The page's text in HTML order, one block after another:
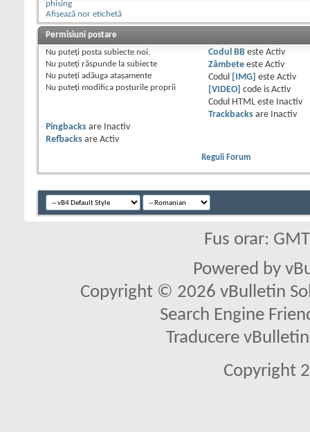
phising
Afișează nor etichetă
Permisiuni postare
Nu puteţi posta subiecte noi.
Nu puteţi răspunde la subiecte
Nu puteţi adăuga ataşamente
Nu puteţi modifica posturile proprii
Codul BBeste Activ
Zâmbeteeste Activ
Codul
[IMG] este Activ
[VIDEO] code is Activ
Codul HTML este
Inactiv
Trackbacksare
Inactiv
Pingbacks are
Inactiv
Refbacks are Activ
Reguli Forum
Fus orar:
Powered by
Copyright © 2026 vBulletin
Search Engine
Traducere
Copyright